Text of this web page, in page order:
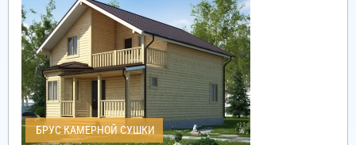
БРУС КАМЕРНОЙ СУШКИ